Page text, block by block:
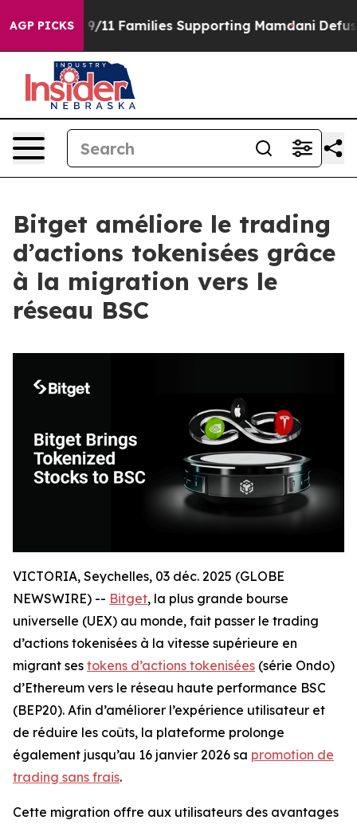
AGP PICKS
on 9/11 Families Supporting Mamdani Defusing
Bitget améliore le trading
d’actions tokenisées grâce
à la migration vers le
réseau BSC
VICTORIA, Seychelles, 03 déc. 2025 (GLOBE
NEWSWIRE) -- Bitget, la plus grande bourse
universelle (UEX) au monde, fait passer le trading
d’actions tokenisées à la vitesse supérieure en
migrant ses tokens d’actions tokenisées (série Ondo)
d’Ethereum vers le réseau haute performance BSC
(BEP20). Afin d’améliorer l’expérience utilisateur et
de réduire les coûts, la plateforme prolonge
également jusqu’au 16 janvier 2026 sa promotion de
trading sans frais.
Cette migration offre aux utilisateurs des avantages